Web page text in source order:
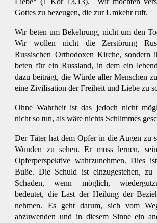
Gottes zu bezeugen, die zur Umkehr ruft.
Wir beten um Bekehrung, nicht um den
Wir wollen nicht die Zerstörung
Russischen Orthodoxen Kirche, sondern
beten für ein Russland, in dem ein
dazu beiträgt, die Würde aller Menschen
eine Zivilisation der Freiheit und Liebe zu
Ohne Wahrheit ist das jedoch nicht
nicht so tun, als wäre nichts Schlimmes
Der Täter hat dem Opfer in die Augen zu
Wunden zu sehen. Er muss lernen,
Opferperspektive wahrzunehmen. Dies
Buße. Die Schuld ist einzugestehen, zu
Schaden, wenn möglich,
bedeutet, die Last der Heilung der
nehmen. Es geht darum, sich vom
abzuwenden und in diesem Sinne ein